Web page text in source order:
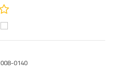
008-0140